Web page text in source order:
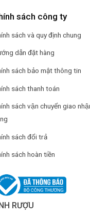
sách công ty
sách và quy định chung
dẫn đặt hàng
sách bảo mật thông tin
sách thanh toán
sách vận chuyển giao
sách đổi trả
sách hoàn tiền
RƯỢU